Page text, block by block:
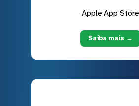
Apple App Store
Saiba mais →